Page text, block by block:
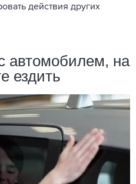
действия других
автомобилем, на
ездить